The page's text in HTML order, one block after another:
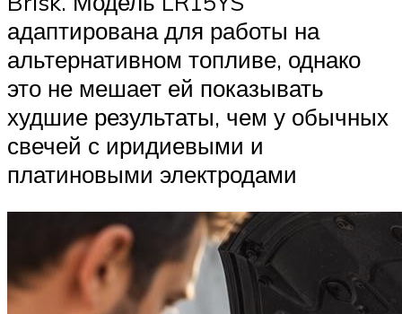
адаптирована для работы на
альтернативном топливе, однако
это не мешает ей показывать
худшие результаты, чем у обычных
свечей с иридиевыми и
платиновыми электродами